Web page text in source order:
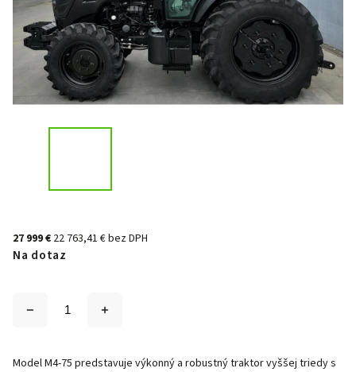
27 999 € 22 763,41 € bez DPH
Na dotaz
Model M4-75 predstavuje výkonný a robustný traktor vyššej triedy s